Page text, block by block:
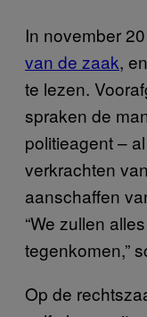
In november
van de zaak,
te lezen.
spraken de
politieagent –
verkrachten
aanschaffen
“We zullen
tegenkomen,”
Op de